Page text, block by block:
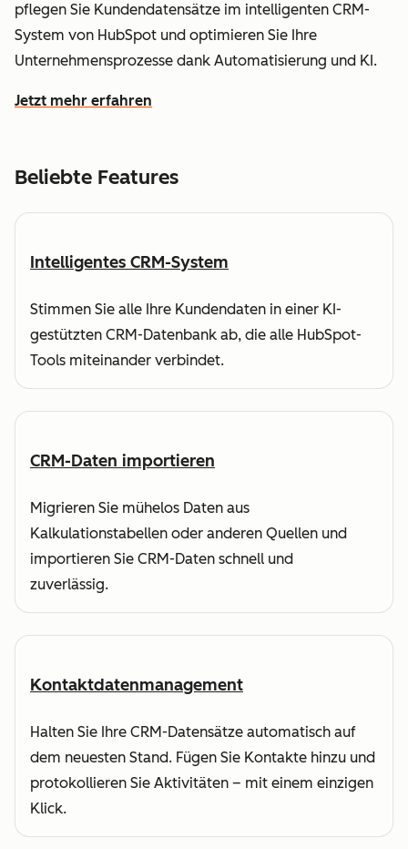
pflegen Sie Kundendatensätze im intelligenten CRM-
System von HubSpot und optimieren Sie Ihre
Unternehmensprozesse dank Automatisierung und KI.
Jetzt mehr erfahren
wie HubSpot Ihnen dabei hilft, Kundendaten zu
Beliebte Features
Intelligentes CRM-System
Stimmen Sie alle Ihre Kundendaten in einer KI-
gestützten CRM-Datenbank ab, die alle HubSpot-
Tools miteinander verbindet.
CRM-Daten importieren
Migrieren Sie mühelos Daten aus
Kalkulationstabellen oder anderen Quellen und
importieren Sie CRM-Daten schnell und
zuverlässig.
Kontaktdatenmanagement
Halten Sie Ihre CRM-Datensätze automatisch auf
dem neuesten Stand. Fügen Sie Kontakte hinzu und
protokollieren Sie Aktivitäten – mit einem einzigen
Klick.